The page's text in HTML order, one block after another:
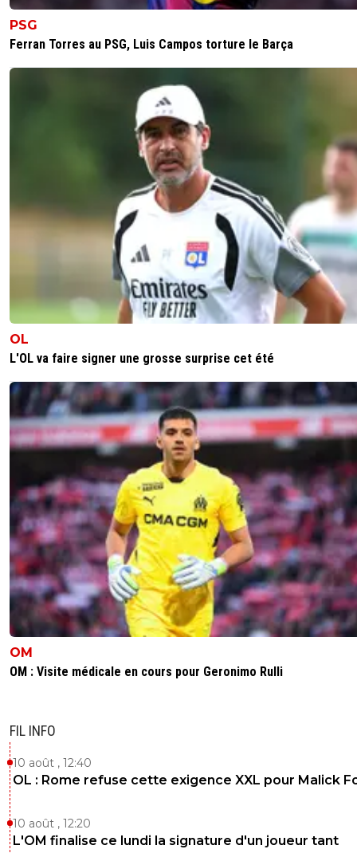
part ma génération et pour l'olympique lyonnais pour
d'Europe avec des moyens plus modestes que les gros.
dehors de ces quelques clubs et l’équipe de France, rien.
03 juin 2025 à 10:36
Le fait d'être dans le chapeau 1 n'a plus aucune
avec la nouvelle version chaque équipe jouent contre 2
de chaque chapeau (que tu sois dans la premier ou le
chapeau ne change rien)
0 + Répondre
03 juin 2025 à 10:08 0
LEGENDAIRES ...!!!!
0+ Répondre
PSG
Ferran Torres au PSG, Luis Campos torture le Barça
OL
L'OL va faire signer une grosse surprise cet été
OM
OM : Visite médicale en cours pour Geronimo Rulli
FIL INFO
10 août , 12:40
OL : Rome refuse cette exigence XXL pour Malick
10 août , 12:20
L'OM finalise ce lundi la signature d'un joueur tant